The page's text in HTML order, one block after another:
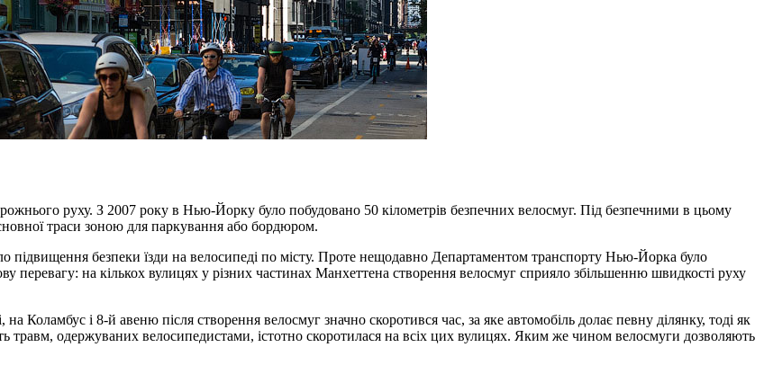
руху. З 2007 року в Нью-Йорку було побудовано 50 кілометрів безпечних велосмуг. Під безпечними в цьому
траси зоною для паркування або бордюром.
підвищення безпеки їзди на велосипеді по місту. Проте нещодавно Департаментом транспорту Нью-Йорка було
перевагу: на кількох вулицях у різних частинах Манхеттена створення велосмуг сприяло збільшенню швидкості руху
Коламбус і 8-й авеню після створення велосмуг значно скоротився час, за яке автомобіль долає певну ділянку, тоді як
травм, одержуваних велосипедистами, істотно скоротилася на всіх цих вулицях. Яким же чином велосмуги дозволяють